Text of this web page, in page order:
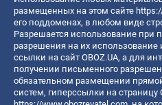
размещенных на этом сайте
его поддоменах, в любом виде
Разрешается использование при
разрешения на их использование
ссылки на сайт OBOZ.UA, а для
получении письменного
обязательном размещении
систем, гиперссылки на страницу